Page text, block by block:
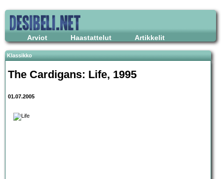
Arviot Haastattelut Artikkelit
Klassikko
The Cardigans: Life, 1995
01.07.2005